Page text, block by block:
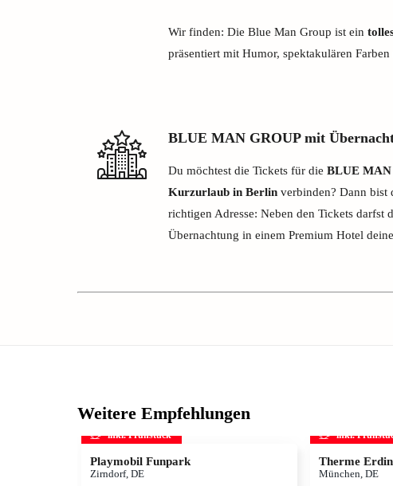
Wir finden: Die Blue Man Group ist ein
präsentiert mit Humor, spektakulären
BLUE MAN GROUP mit
Du möchtest die Tickets für die BLUE MAN
Kurzurlaub in Berlin verbinden? Dann bist
richtigen Adresse: Neben den Tickets darfst
Übernachtung in einem Premium Hotel
Weitere Empfehlungen
inkl. Frühstück
Playmobil Funpark
Zirndorf, DE
inkl.
Therme
München, DE